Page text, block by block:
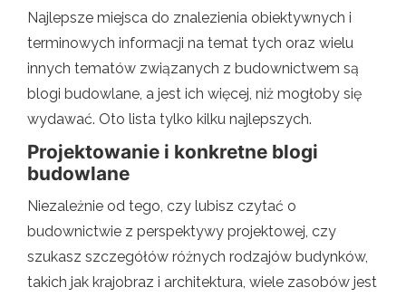
Najlepsze miejsca do znalezienia obiektywnych i
terminowych informacji na temat tych oraz wielu
innych tematów związanych z budownictwem są
blogi budowlane, a jest ich więcej, niż mogłoby się
wydawać. Oto lista tylko kilku najlepszych.
Projektowanie i konkretne blogi
budowlane
Niezależnie od tego, czy lubisz czytać o
budownictwie z perspektywy projektowej, czy
szukasz szczegółów różnych rodzajów budynków,
takich jak krajobraz i architektura, wiele zasobów jest